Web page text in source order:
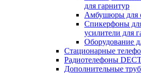
для гарнитур
Амбушюры для
Cпикерфоны
усилители для
Оборудование
Стационарные
Радиотелефоны
Дополнительные